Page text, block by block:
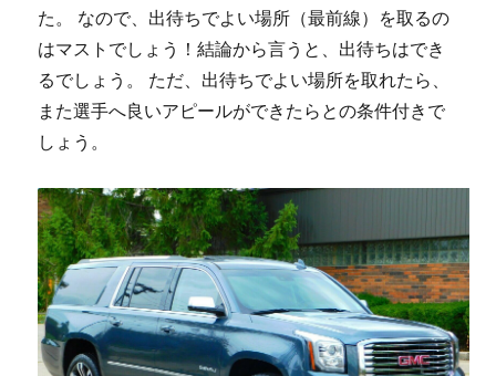
た。 なので、出待ちでよい場所（最前線）を取るの
はマストでしょう！結論から言うと、出待ちはでき
るでしょう。 ただ、出待ちでよい場所を取れたら、
また選手へ良いアピールができたらとの条件付きで
しょう。